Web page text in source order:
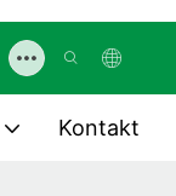
Kontakt